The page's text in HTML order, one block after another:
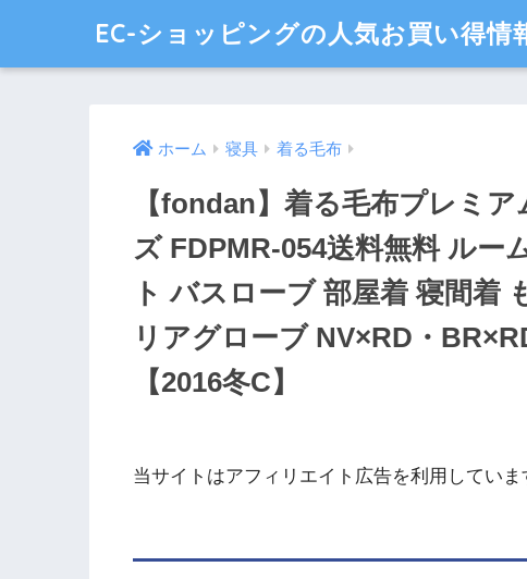
EC-ショッピングの人気お買い得情
ホーム 寝具 着る毛布
【fondan】着る毛布プレミ
ズ FDPMR-054送料無料 ルー
ト バスローブ 部屋着 寝間着
リアグローブ NV×RD・
【2016冬C】
当サイトはアフィリエイト広告を利用していま